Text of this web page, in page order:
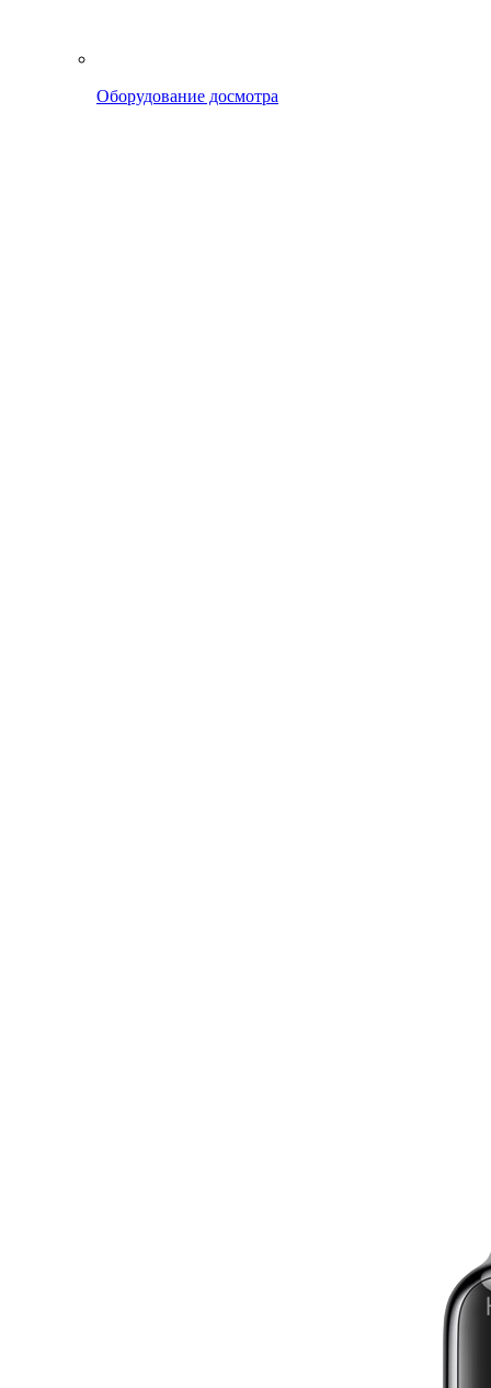
Оборудование досмотра